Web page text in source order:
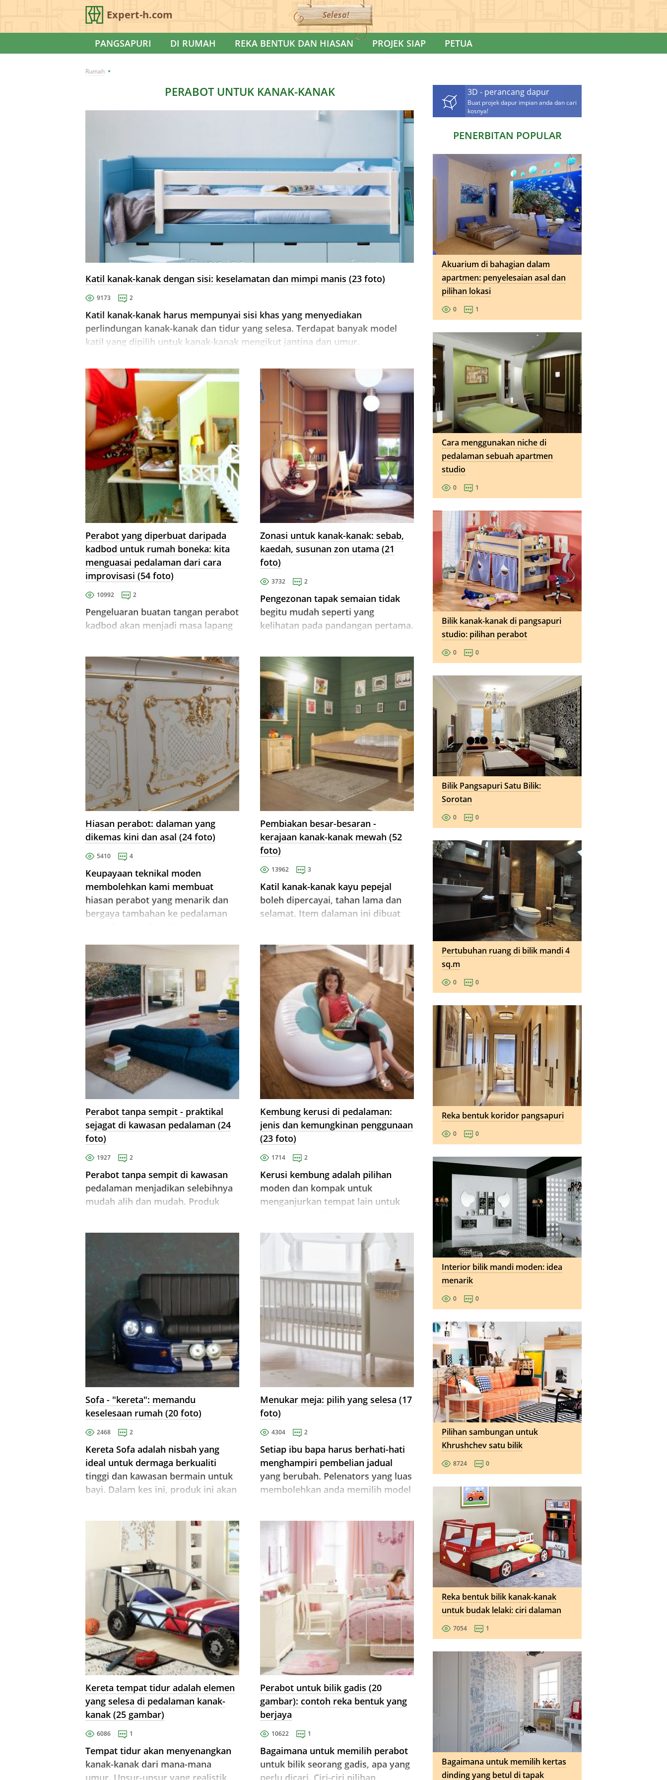
Expert-h.com Selesa!
PANGSAPURI DI RUMAH REKA BENTUK DAN HIASAN PROJEK SIAP PETUA
Rumah
PERABOT UNTUK KANAK-KANAK
Katil kanak-kanak dengan sisi: keselamatan dan mimpi manis (23 foto)
9173 2
Katil kanak-kanak harus mempunyai sisi khas yang menyediakan
perlindungan kanak-kanak dan tidur yang selesa. Terdapat banyak model
katil yang dipilih untuk kanak-kanak mengikut jantina dan umur.
Perabot yang diperbuat daripada
kadbod untuk rumah boneka: kita
menguasai pedalaman dari cara
improvisasi (54 foto)
10992 2
Pengeluaran buatan tangan perabot
kadbod akan menjadi masa lapang
Model menarik boleh dibuat dari
kertas, botol plastik, kain dan
kotak.
Zonasi untuk kanak-kanak: sebab,
kaedah, susunan zon utama (21
foto)
3732 2
Pengezonan tapak semaian tidak
begitu mudah seperti yang
kelihatan pada pandangan pertama.
keperluan kanak-kanak, tetapi juga
untuk dapat menguruskan setiap
zon dengan betul, tidak melupakan
...
Hiasan perabot: dalaman yang
dikemas kini dan asal (24 foto)
5410 4
Keupayaan teknikal moden
membolehkan kami membuat
hiasan perabot yang menarik dan
bergaya tambahan ke pedalaman
poliuretana dan fabrik bantuan
berkilau dalam cahaya baru.
Pembiakan besar-besaran -
kerajaan kanak-kanak mewah (52
foto)
13962 3
Katil kanak-kanak kayu pepejal
boleh dipercayai, tahan lama dan
selamat. Item dalaman ini dibuat
Perabot tanpa sempit - praktikal
sejagat di kawasan pedalaman (24
foto)
1927 2
Perabot tanpa sempit di kawasan
pedalaman menjadikan selebihnya
mudah alih dan mudah. Produk
mereka tidak memerlukan
berbeza usia dengan senang
memilih ...
Kembung kerusi di pedalaman:
jenis dan kemungkinan penggunaan
(23 foto)
1714 2
Kerusi kembung adalah pilihan
moden dan kompak untuk
menganjurkan tempat lain untuk
boleh menahan beban sehingga 100
kg, dan dalam bentuk yang dicerap
tidak ...
Sofa - "kereta": memandu
keselesaan rumah (20 foto)
2468 2
Kereta Sofa adalah nisbah yang
ideal untuk dermaga berkualiti
tinggi dan kawasan bermain untuk
bayi. Dalam kes ini, produk ini akan
selamat untuk kesihatan anak anda.
Menukar meja: pilih yang selesa (17
foto)
4304 2
Setiap ibu bapa harus berhati-hati
menghampiri pembelian jadual
yang berubah. Pelenators yang luas
membolehkan anda memilih model
mudah alih dan pegun menukar
jadual ...
Kereta tempat tidur adalah elemen
yang selesa di pedalaman kanak-
kanak (25 gambar)
6086 1
Tempat tidur akan menyenangkan
kanak-kanak dari mana-mana
Perabot untuk bilik gadis (20
gambar): contoh reka bentuk yang
berjaya
10622 1
Bagaimana untuk memilih perabot
untuk bilik seorang gadis, apa yang
3D - perancang dapur
Buat projek dapur impian anda dan cari
kosnya!
PENERBITAN POPULAR
Akuarium di bahagian dalam
apartmen: penyelesaian asal dan
pilihan lokasi
0 1
Cara menggunakan niche di
pedalaman sebuah apartmen
studio
0 1
Bilik kanak-kanak di pangsapuri
studio: pilihan perabot
0 0
Bilik Pangsapuri Satu Bilik:
Sorotan
0 0
Pertubuhan ruang di bilik mandi 4
sq.m
0 0
Reka bentuk koridor pangsapuri
0 0
Interior bilik mandi moden: idea
menarik
0 0
Pilihan sambungan untuk
Khrushchev satu bilik
8724 0
Reka bentuk bilik kanak-kanak
untuk budak lelaki: ciri dalaman
7054 1
Bagaimana untuk memilih kertas
dinding yang betul di tapak